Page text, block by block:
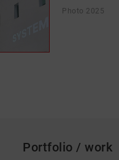
Photo 2025
Portfolio / work